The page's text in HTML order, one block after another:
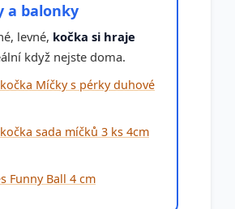
a balonky
levné, kočka si hraje
když nejste doma.
Míčky s pérky duhové
sada míčků 3 ks 4cm
Funny Ball 4 cm